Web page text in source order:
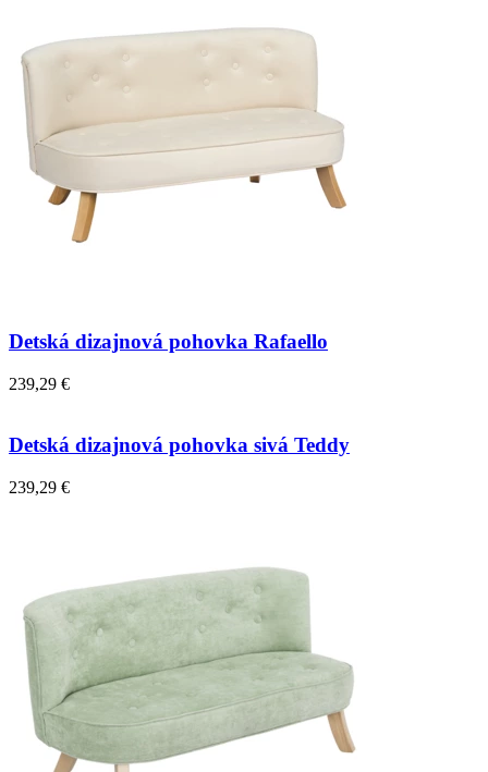
Detská dizajnová pohovka Rafaello
239,29 €
Detská dizajnová pohovka sivá Teddy
239,29 €